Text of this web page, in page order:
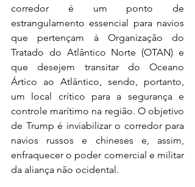
corredor é um ponto de
estrangulamento essencial para navios
que pertençam à Organização do
Tratado do Atlântico Norte (OTAN) e
que desejem transitar do Oceano
Ártico ao Atlântico, sendo, portanto,
um local crítico para a segurança e
controle marítimo na região. O objetivo
de Trump é inviabilizar o corredor para
navios russos e chineses e, assim,
enfraquecer o poder comercial e militar
da aliança não ocidental.